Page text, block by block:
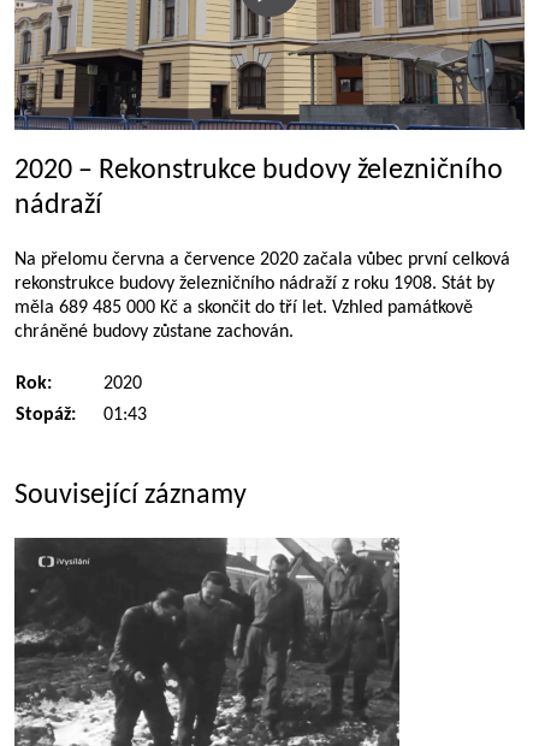
2020 – Rekonstrukce budovy železničního
nádraží
Na přelomu června a července 2020 začala vůbec první celková
rekonstrukce budovy železničního nádraží z roku 1908. Stát by
měla 689 485 000 Kč a skončit do tří let. Vzhled památkově
chráněné budovy zůstane zachován.
Rok:
2020
Stopáž:
01:43
Související záznamy